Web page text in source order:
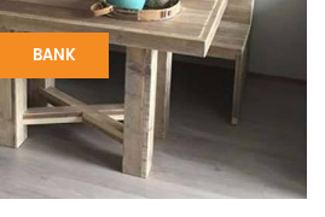
BANK